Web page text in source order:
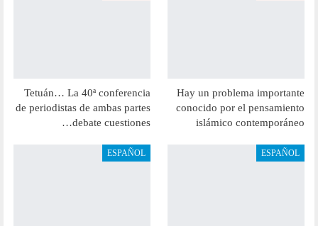
Hay un problema importante
conocido por el pensamiento
islámico contemporáneo
Tetuán… La 40ª conferencia
de periodistas de ambas partes
debate cuestiones…
ESPAÑOL
ESPAÑOL